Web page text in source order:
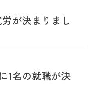
労が決まりまし
1名の就職が決